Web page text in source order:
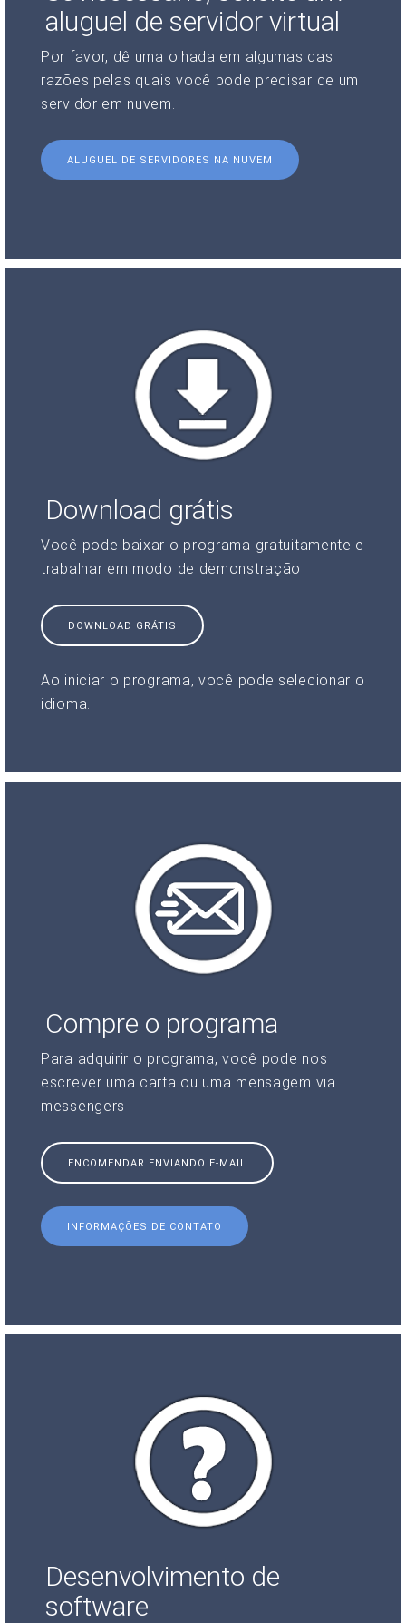
aluguel de servidor virtual
Por favor, dê uma olhada em algumas das
razões pelas quais você pode precisar de um
servidor em nuvem.
ALUGUEL DE SERVIDORES NA NUVEM
Download grátis
Você pode baixar o programa gratuitamente e
trabalhar em modo de demonstração
DOWNLOAD GRÁTIS
Ao iniciar o programa, você pode selecionar o
idioma.
Compre o programa
Para adquirir o programa, você pode nos
escrever uma carta ou uma mensagem via
messengers
ENCOMENDAR ENVIANDO E-MAIL
INFORMAÇÕES DE CONTATO
Desenvolvimento de
software